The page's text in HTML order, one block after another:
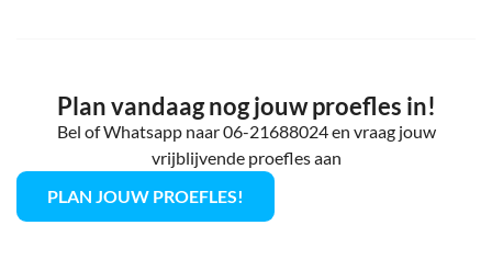
Plan vandaag nog jouw proefles in!
Bel of Whatsapp naar 06-21688024 en vraag jouw
vrijblijvende proefles aan
PLAN JOUW PROEFLES!